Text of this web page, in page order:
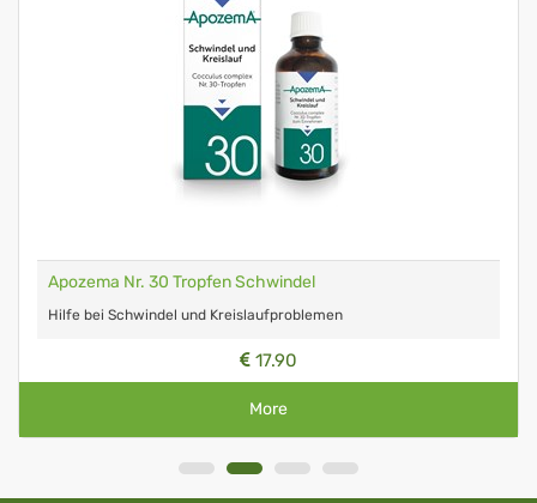
Apozema Nr. 30 Tropfen Schwindel
Hilfe bei Schwindel und Kreislaufproblemen
17.90
More